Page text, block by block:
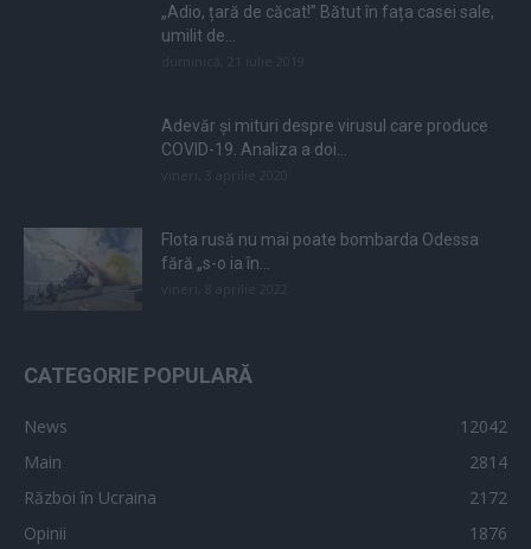
„Adio, țară de căcat!” Bătut în fața casei sale,
umilit de...
Adevăr și mituri despre virusul care produce
COVID-19. Analiza a doi...
Flota rusă nu mai poate bombarda Odessa
fără „s-o ia în...
CATEGORIE POPULARĂ
News
12042
Main
2814
Război în Ucraina
2172
Opinii
1876